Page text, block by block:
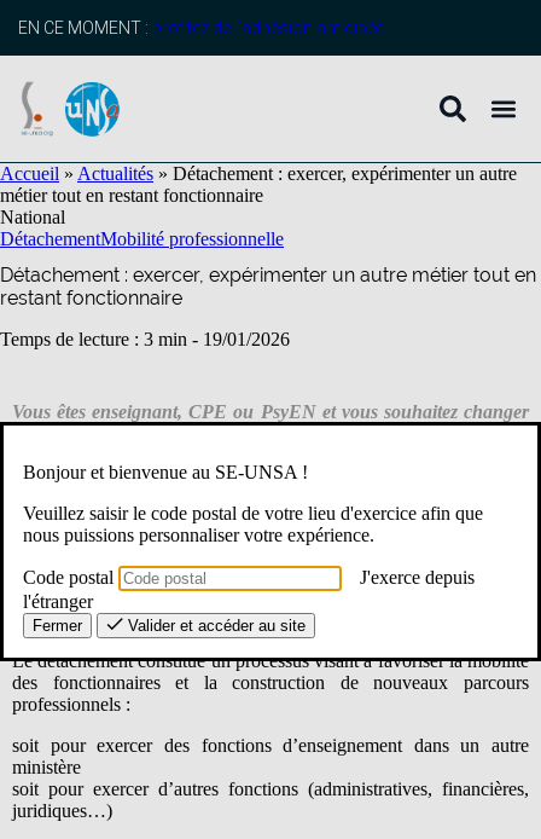
principal
EN CE MOMENT : profitez de l’adhésion anticipée
Accueil » Actualités » Détachement : exercer, expérimenter un autre
métier tout en restant fonctionnaire
National
DétachementMobilité professionnelle
Détachement : exercer, expérimenter un autre métier tout en
restant fonctionnaire
Temps de lecture : 3 min - 19/01/2026
Vous êtes enseignant, CPE ou PsyEN et vous souhaitez changer
procédures et délais à respecter.
Lanote de servicedéfinissant le calendrier et les modalités de
demande de détachement pour la rentrée 2026, ainsi que le cadre
d’accueil en détachement, est parue le 15 janvier 2026.
Les principes
Le détachement constitue un processus visant à favoriser la mobilité
des fonctionnaires et la construction de nouveaux parcours
professionnels :
soit pour exercer des fonctions d’enseignement dans un autre
ministère
soit pour exercer d’autres fonctions (administratives, financières,
juridiques…)
Bonjour et bienvenue au SE-UNSA !
Veuillez saisir le code postal de votre lieu d'exercice afin que
nous puissions personnaliser votre expérience.
Code postal
J'exerce depuis
l'étranger
Fermer Valider et accéder au site